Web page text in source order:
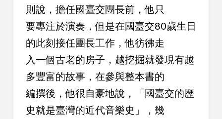
則說，擔任國臺交團長前，他只
要專注於演奏，但是在國臺交80歲生日
的此刻接任團長工作，他彷彿走
入一個古老的房子，越挖掘就發現有越
多豐富的故事，在參與整本書的
編撰後，他很自豪地說，「國臺交的歷
史就是臺灣的近代音樂史」，幾